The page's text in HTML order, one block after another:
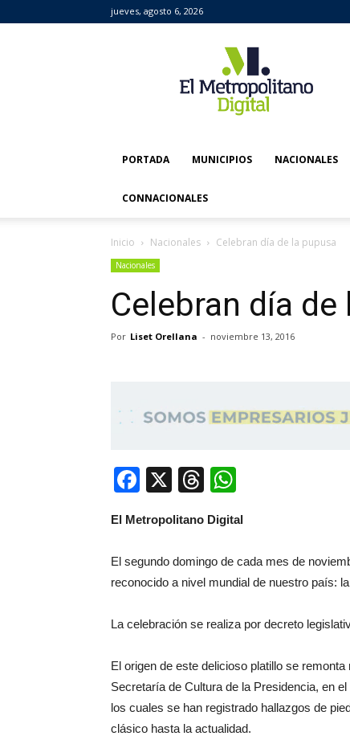
jueves, agosto 6, 2026
Metropolitano
Digital
PORTADA MUNICIPIOS NACIONALES
CONNACIONALES
Inicio Nacionales Celebran día de la pupusa
Nacionales
Celebran día de
Por Liset Orellana - noviembre 13, 2016
Facebook
X Threads
El Metropolitano Digital
El segundo domingo de cada mes de
reconocido a nivel mundial de nuestro país:
La celebración se realiza por decreto
El origen de este delicioso platillo se
Secretaría de Cultura de la Presidencia, en
los cuales se han registrado hallazgos de
clásico hasta la actualidad.